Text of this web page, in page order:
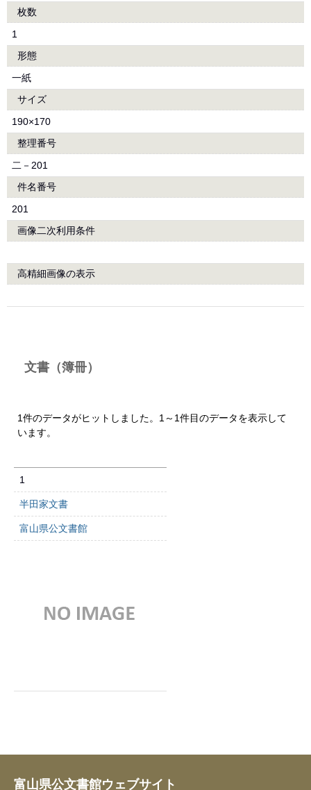
枚数
1
形態
一紙
サイズ
190×170
整理番号
二－201
件名番号
201
画像二次利用条件
高精細画像の表示
文書（簿冊）
1件のデータがヒットしました。1～1件目のデータを表示して
います。
1
半田家文書
富山県公文書館
富山県公文書館ウェブサイト